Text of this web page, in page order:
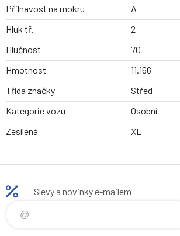
Přilnavost na mokru
A
Hluk tř.
2
Hlučnost
70
Hmotnost
11.166
Třída značky
Střed
Kategorie vozu
Osobní
Zesílená
XL
Slevy a novinky e-mailem